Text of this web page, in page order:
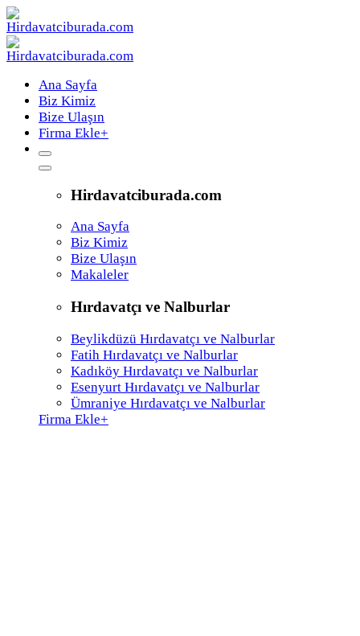
Ana Sayfa
Biz Kimiz
Bize Ulaşın
Firma Ekle+
Hirdavatciburada.com
Ana Sayfa
Biz Kimiz
Bize Ulaşın
Makaleler
Hırdavatçı ve Nalburlar
Beylikdüzü Hırdavatçı ve Nalburlar
Fatih Hırdavatçı ve Nalburlar
Kadıköy Hırdavatçı ve Nalburlar
Esenyurt Hırdavatçı ve Nalburlar
Ümraniye Hırdavatçı ve Nalburlar
Firma Ekle+